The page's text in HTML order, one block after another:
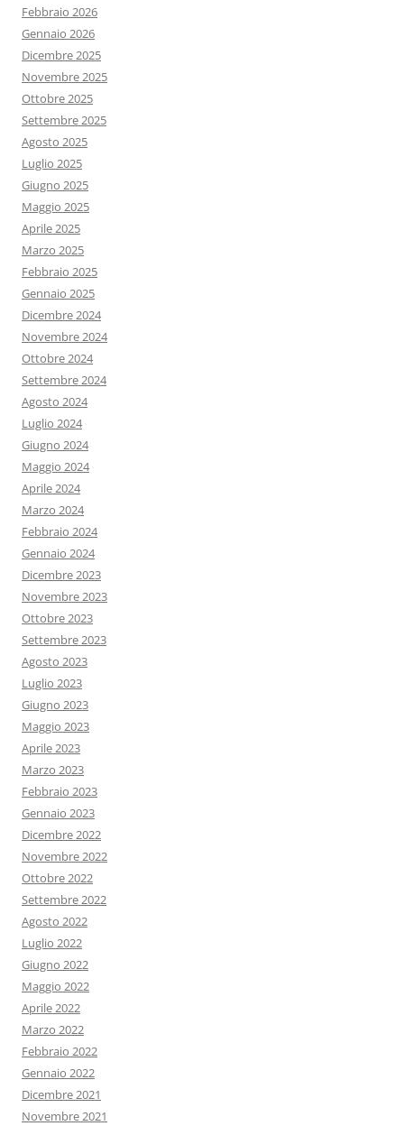
Febbraio 2026
Gennaio 2026
Dicembre 2025
Novembre 2025
Ottobre 2025
Settembre 2025
Agosto 2025
Luglio 2025
Giugno 2025
Maggio 2025
Aprile 2025
Marzo 2025
Febbraio 2025
Gennaio 2025
Dicembre 2024
Novembre 2024
Ottobre 2024
Settembre 2024
Agosto 2024
Luglio 2024
Giugno 2024
Maggio 2024
Aprile 2024
Marzo 2024
Febbraio 2024
Gennaio 2024
Dicembre 2023
Novembre 2023
Ottobre 2023
Settembre 2023
Agosto 2023
Luglio 2023
Giugno 2023
Maggio 2023
Aprile 2023
Marzo 2023
Febbraio 2023
Gennaio 2023
Dicembre 2022
Novembre 2022
Ottobre 2022
Settembre 2022
Agosto 2022
Luglio 2022
Giugno 2022
Maggio 2022
Aprile 2022
Marzo 2022
Febbraio 2022
Gennaio 2022
Dicembre 2021
Novembre 2021